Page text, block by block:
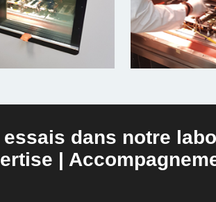
essais dans notre
|